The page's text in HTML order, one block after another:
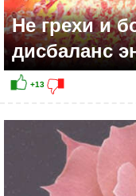
+10
Не грехи и
дисбаланс